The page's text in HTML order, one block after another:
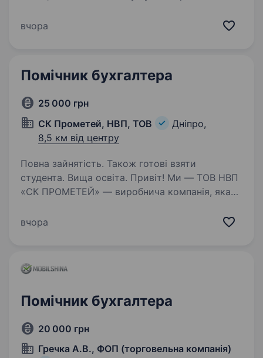
років, в/ о- профільна освіта (економіка
вчора
Помічник бухгалтера
25 000 грн
СК Прометей, НВП, ТОВ
Дніпро,
8,5 км від центру
Повна зайнятість. Також готові взяти
студента. Вища освіта. Привіт! Ми — ТОВ НВП
«СК ПРОМЕТЕЙ» — виробнича компанія, яка
з чорної й нержавіючої сталі. Наші клієнти —
вчора
Помічник бухгалтера
20 000 грн
Гречка А.В., ФОП (торговельна компанія)